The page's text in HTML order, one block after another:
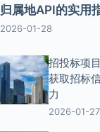
归属地API的实用
2026-01-28
招投标项
获取招标
力
2026-01-27